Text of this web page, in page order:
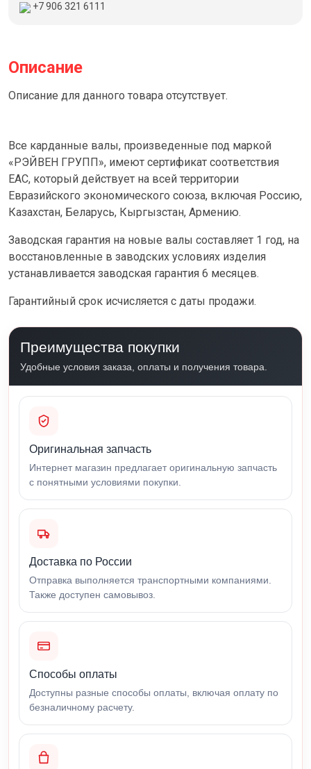
+7 906 321 6111
Описание
Описание для данного товара отсутствует.
Все карданные валы, произведенные под маркой
«РЭЙВЕН ГРУПП», имеют сертификат соответствия
ЕАС, который действует на всей территории
Евразийского экономического союза, включая Россию,
Казахстан, Беларусь, Кыргызстан, Армению.
Заводская гарантия на новые валы составляет 1 год, на
восстановленные в заводских условиях изделия
устанавливается заводская гарантия 6 месяцев.
Гарантийный срок исчисляется с даты продажи.
Преимущества покупки
Удобные условия заказа, оплаты и получения товара.
Оригинальная запчасть
Интернет магазин предлагает оригинальную запчасть
с понятными условиями покупки.
Доставка по России
Отправка выполняется транспортными компаниями.
Также доступен самовывоз.
Способы оплаты
Доступны разные способы оплаты, включая оплату по
безналичному расчету.